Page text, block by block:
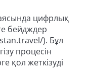
цифрлық
бейдждер
). Бұл
процесін
қол жеткізуді